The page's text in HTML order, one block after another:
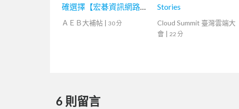
確選擇【宏碁資訊網路學
堂】
ＡＥＢ大補帖 | 30 分
Stories
Cloud Summit 臺灣雲端大
會 | 22 分
6 則留言